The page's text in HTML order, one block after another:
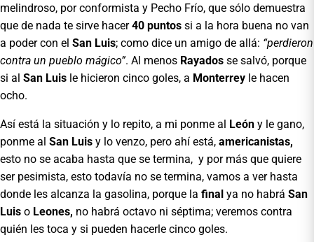
melindroso, por conformista y Pecho Frío, que sólo demuestra
que de nada te sirve hacer40 puntos si a la hora buena no van
a poder con el San Luis; como dice un amigo de allá: “perdieron
contra un pueblo mágico”. Al menos Rayados se salvó, porque
si al San Luis le hicieron cinco goles, a Monterrey le hacen
ocho.
Así está la situación y lo repito, a mi ponme al León y le gano,
ponme al San Luis y lo venzo, pero ahí está, americanistas,
esto no se acaba hasta que se termina, y por más que quiere
ser pesimista, esto todavía no se termina, vamos a ver hasta
donde les alcanza la gasolina, porque la final ya no habrá San
Luis o Leones, no habrá octavo ni séptima; veremos contra
quién les toca y si pueden hacerle cinco goles.